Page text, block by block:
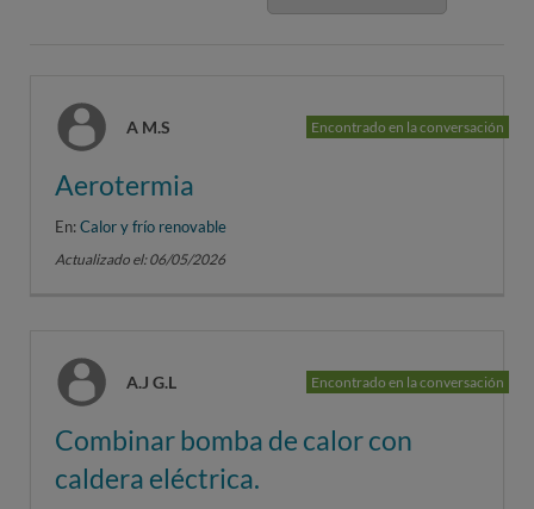
A M.S Encontrado en la conversación
Aerotermia
En:Calor y frío renovable
Actualizado el: 06/05/2026
A.J G.L Encontrado en la conversación
Combinar bomba de calor con
caldera eléctrica.